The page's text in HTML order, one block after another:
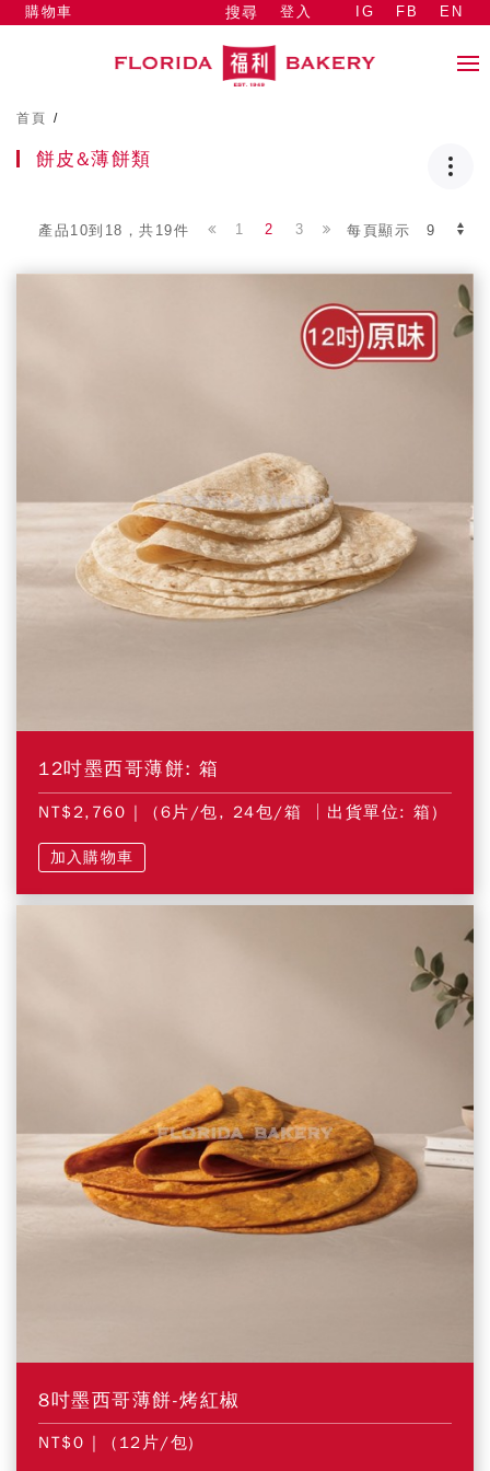
搜尋 登入
購物車 IG FB EN
首頁 /
餅皮&薄餅類
產品10到18，共19件 每頁顯示
1 2 3
12吋墨西哥薄餅: 箱
NT$2,760 | (6片/包, 24包/箱 │出貨單位: 箱)
加入購物車
8吋墨西哥薄餅-烤紅椒
NT$0 | (12片/包)